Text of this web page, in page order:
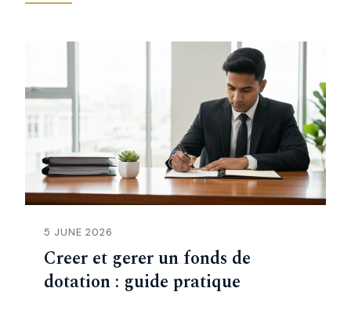
5 JUNE 2026
Creer et gerer un fonds de
dotation : guide pratique